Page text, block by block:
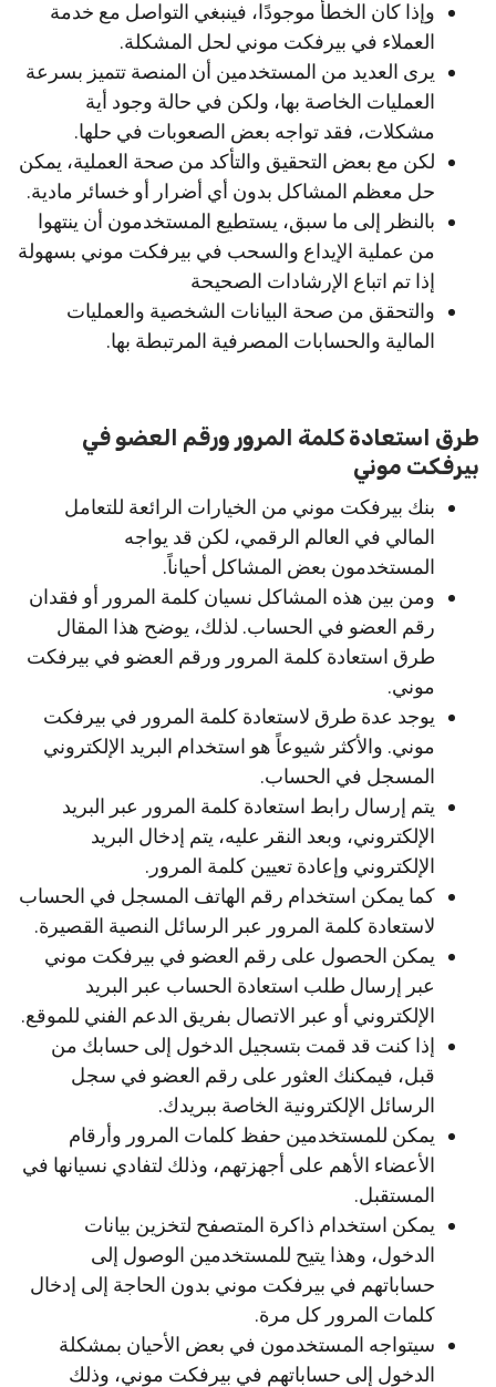
وإذا كان الخطأ موجودًا، فينبغي التواصل مع خدمة
العملاء في بيرفكت موني لحل المشكلة.
يرى العديد من المستخدمين أن المنصة تتميز بسرعة
العمليات الخاصة بها، ولكن في حالة وجود أية
مشكلات، فقد تواجه بعض الصعوبات في حلها.
لكن مع بعض التحقيق والتأكد من صحة العملية، يمكن
حل معظم المشاكل بدون أي أضرار أو خسائر مادية.
بالنظر إلى ما سبق، يستطيع المستخدمون أن ينتهوا
من عملية الإيداع والسحب في بيرفكت موني بسهولة
إذا تم اتباع الإرشادات الصحيحة
والتحقق من صحة البيانات الشخصية والعمليات
المالية والحسابات المصرفية المرتبطة بها.
طرق استعادة كلمة المرور ورقم العضو في
بيرفكت موني
بنك بيرفكت موني من الخيارات الرائعة للتعامل
المالي في العالم الرقمي، لكن قد يواجه
المستخدمون بعض المشاكل أحياناً.
ومن بين هذه المشاكل نسيان كلمة المرور أو فقدان
رقم العضو في الحساب. لذلك، يوضح هذا المقال
طرق استعادة كلمة المرور ورقم العضو في بيرفكت
موني.
يوجد عدة طرق لاستعادة كلمة المرور في بيرفكت
موني. والأكثر شيوعاً هو استخدام البريد الإلكتروني
المسجل في الحساب.
يتم إرسال رابط استعادة كلمة المرور عبر البريد
الإلكتروني، وبعد النقر عليه، يتم إدخال البريد
الإلكتروني وإعادة تعيين كلمة المرور.
كما يمكن استخدام رقم الهاتف المسجل في الحساب
لاستعادة كلمة المرور عبر الرسائل النصية القصيرة.
يمكن الحصول على رقم العضو في بيرفكت موني
عبر إرسال طلب استعادة الحساب عبر البريد
الإلكتروني أو عبر الاتصال بفريق الدعم الفني للموقع.
إذا كنت قد قمت بتسجيل الدخول إلى حسابك من
قبل، فيمكنك العثور على رقم العضو في سجل
الرسائل الإلكترونية الخاصة ببريدك.
يمكن للمستخدمين حفظ كلمات المرور وأرقام
الأعضاء الأهم على أجهزتهم، وذلك لتفادي نسيانها في
المستقبل.
يمكن استخدام ذاكرة المتصفح لتخزين بيانات
الدخول، وهذا يتيح للمستخدمين الوصول إلى
حساباتهم في بيرفكت موني بدون الحاجة إلى إدخال
كلمات المرور كل مرة.
سيتواجه المستخدمون في بعض الأحيان بمشكلة
الدخول إلى حساباتهم في بيرفكت موني، وذلك